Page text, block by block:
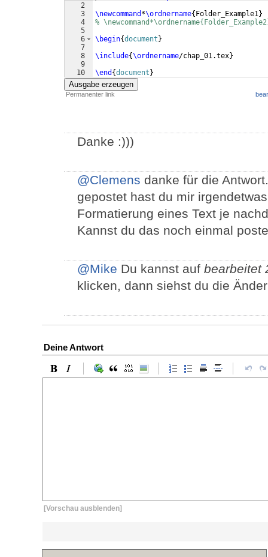
2
3
4
5
6
7
8
9
10
\newcommand *\ordnername{ Folder_Example1}
%
\begin{document }
\include{\ordnername/chap_01.tex}
\end {document }
Ausgabe erzeugen
Permanenter link
Danke :)))
@Clemens danke für die
gepostet hast du mir
Formatierung eines Text je
Kannst du das noch einmal
@Mike Du kannst auf bearbeitet
klicken, dann siehst du die
Deine Antwort
[Vorschau ausblenden]